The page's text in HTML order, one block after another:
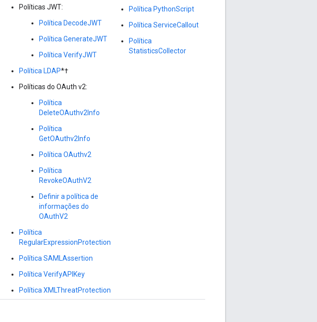
Políticas JWT:
Política DecodeJWT
Política GenerateJWT
Política VerifyJWT
Política LDAP*†
Políticas do OAuth v2:
Política
DeleteOAuthv2Info
Política
GetOAuthv2Info
Política OAuthv2
Política
RevokeOAuthV2
Definir a política de
informações do
OAuthV2
Política
RegularExpressionProtection
Política SAMLAssertion
Política VerifyAPIKey
Política XMLThreatProtection
Política PythonScript
Política ServiceCallout
Política
StatisticsCollector